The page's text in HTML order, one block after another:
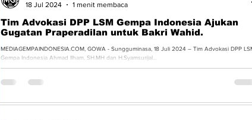
Tim Advokasi DPP LSM Gempa Indonesia Ajukan
Gugatan Praperadilan untuk Bakri Wahid.
MEDIAGEMPAINDONESIA.COM, GOWA - Sungguminasa, 18 Juli 2024 – Tim Advokasi DPP
Gempa Indonesia Ahmad Ilham, SH.MH dan H.Syamsurijal...
18 Jul 2024
1 menit membaca